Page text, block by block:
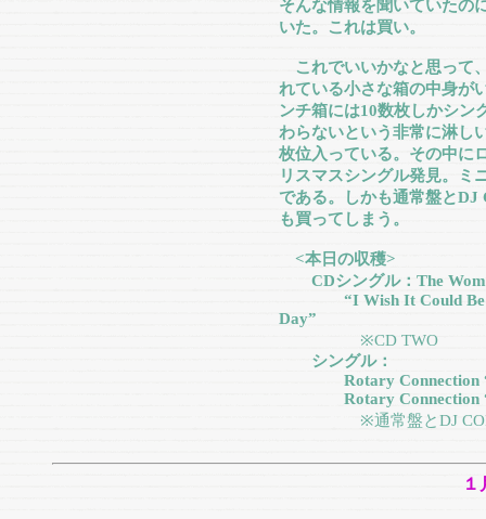
そんな情報を聞いていたの
いた。これは買い。
これでいいかなと思って
れている小さな箱の中身が
ンチ箱には10数枚しかシン
わらないという非常に淋し
枚位入っている。その中に
リスマスシングル発見。ミ
である。しかも通常盤とDJ
も買ってしまう。
<本日の収穫>
CDシングル：The
“I Wish It Could Be A
Day”
※CD TWO
シングル：
Rotary Connection
Rotary Connection
※通常盤とDJ